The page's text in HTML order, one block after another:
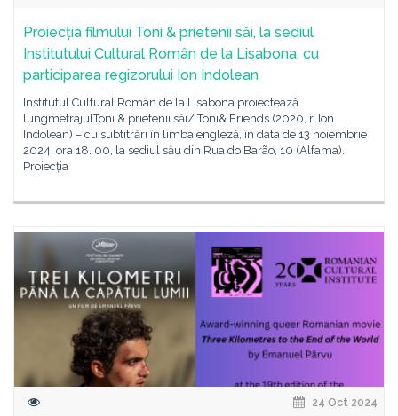
Proiecția filmului Toni & prietenii săi, la sediul
Institutului Cultural Român de la Lisabona, cu
participarea regizorului Ion Indolean
Institutul Cultural Român de la Lisabona proiectează
lungmetrajulToni & prietenii săi/ Toni& Friends (2020, r. Ion
Indolean) – cu subtitrări în limba engleză, în data de 13 noiembrie
2024, ora 18. 00, la sediul său din Rua do Barão, 10 (Alfama).
Proiecția
24 Oct 2024